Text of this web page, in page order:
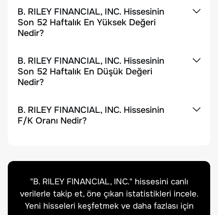
B. RILEY FINANCIAL, INC. Hissesinin
Son 52 Haftalık En Yüksek Değeri
Nedir?
B. RILEY FINANCIAL, INC. Hissesinin
Son 52 Haftalık En Düşük Değeri
Nedir?
B. RILEY FINANCIAL, INC. Hissesinin
F/K Oranı Nedir?
"B. RILEY FINANCIAL, INC." hissesini canlı
verilerle takip et, öne çıkan istatistikleri incele.
Yeni hisseleri keşfetmek ve daha fazlası için